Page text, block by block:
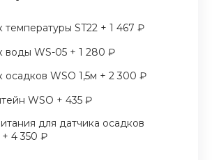
температуры ST22 + 1 467 ₽
воды WS-05 + 1 280 ₽
осадков WSO 1,5м + 2 300 ₽
WSO + 435 ₽
для датчика осадков
4 350 ₽